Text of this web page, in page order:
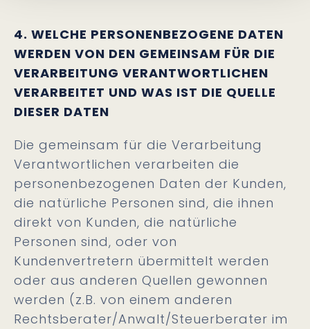
4. WELCHE PERSONENBEZOGENE DATEN
WERDEN VON DEN GEMEINSAM FÜR DIE
VERARBEITUNG VERANTWORTLICHEN
VERARBEITET UND WAS IST DIE QUELLE
DIESER DATEN
Die gemeinsam für die Verarbeitung
Verantwortlichen verarbeiten die
personenbezogenen Daten der Kunden,
die natürliche Personen sind, die ihnen
direkt von Kunden, die natürliche
Personen sind, oder von
Kundenvertretern übermittelt werden
oder aus anderen Quellen gewonnen
werden (z.B. von einem anderen
Rechtsberater/Anwalt/Steuerberater im